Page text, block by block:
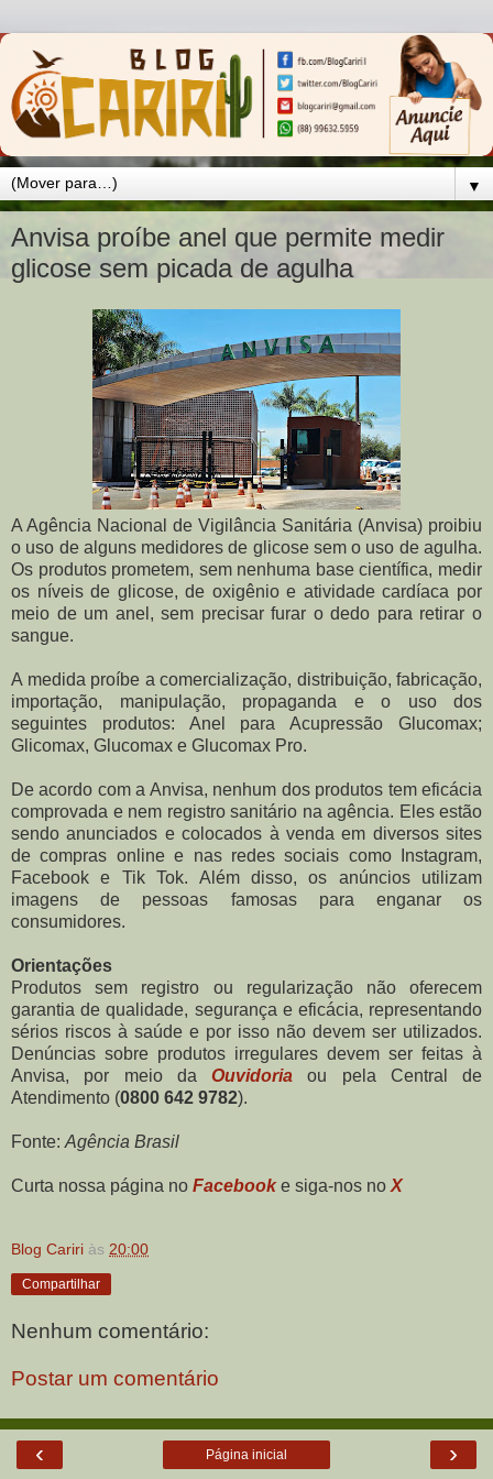
▼
Anvisa proíbe anel que permite medir
glicose sem picada de agulha
A Agência Nacional de Vigilância Sanitária (Anvisa) proibiu
o uso de alguns medidores de glicose sem o uso de agulha.
Os produtos prometem, sem nenhuma base científica, medir
os níveis de glicose, de oxigênio e atividade cardíaca por
meio de um anel, sem precisar furar o dedo para retirar o
sangue.
A medida proíbe a comercialização, distribuição, fabricação,
importação, manipulação, propaganda e o uso dos
seguintes produtos: Anel para Acupressão Glucomax;
Glicomax, Glucomax e Glucomax Pro.
De acordo com a Anvisa, nenhum dos produtos tem eficácia
comprovada e nem registro sanitário na agência. Eles estão
sendo anunciados e colocados à venda em diversos sites
de compras online e nas redes sociais como Instagram,
Facebook e Tik Tok. Além disso, os anúncios utilizam
imagens de pessoas famosas para enganar os
consumidores.
Orientações
Produtos sem registro ou regularização não oferecem
garantia de qualidade, segurança e eficácia, representando
sérios riscos à saúde e por isso não devem ser utilizados.
Denúncias sobre produtos irregulares devem ser feitas à
Anvisa, por meio da Ouvidoria ou pela Central de
Atendimento (0800 642 9782).
Fonte: Agência Brasil
Curta nossa página no Facebooke siga-nos no X
Blog Cariri às 20:00
Compartilhar
Nenhum comentário:
Postar um comentário
‹ ›
Página inicial